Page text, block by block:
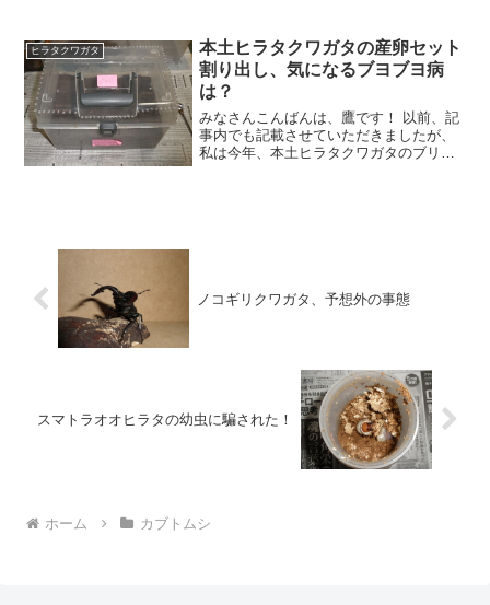
ヒラタクワガタ
本土ヒラタクワガタの産卵セット
割り出し、気になるブヨブヨ病
は？
みなさんこんばんは、鷹です！ 以前、記
事内でも記載させていただきましたが、
私は今年、本土ヒラタクワガタのブリー
ノコギリクワガタ、予想外の事態
スマトラオオヒラタの幼虫に騙された！
ホーム カブトムシ